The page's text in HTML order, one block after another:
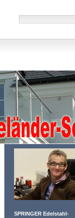
SPRINGER Edelstahl-